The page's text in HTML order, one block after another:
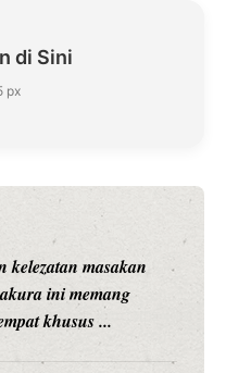
di Sini
px
kelezatan masakan
ini memang
khusus ...